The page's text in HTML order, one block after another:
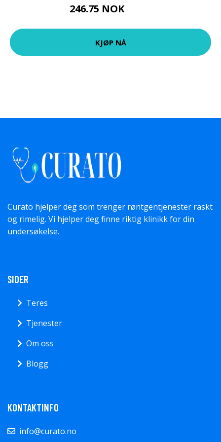
246.75 NOK
KJØP NÅ
Curato hjelper deg som trenger røntgentjenester raskt
og rimelig. Vi hjelper deg finne riktig klinikk for din
undersøkelse.
SIDER
Teres
Tjenester
Om oss
Blogg
KONTAKTINFO
info@curato.no